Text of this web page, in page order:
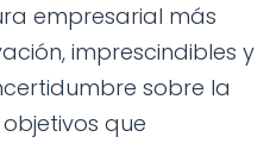
empresarial más
imprescindibles y
sobre la
que